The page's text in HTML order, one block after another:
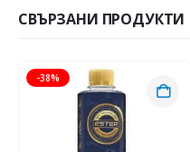
СВЪРЗАНИ ПРОДУКТИ
-38%